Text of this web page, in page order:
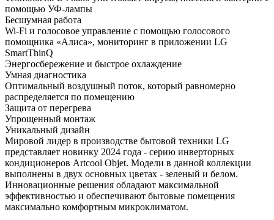
помощью УФ-лампы
Бесшумная работа
Wi-Fi и голосовое управление с помощью голосового
помощника «Алиса», мониторинг в приложении LG
SmartThinQ
Энергосбережение и быстрое охлаждение
Умная диагностика
Оптимальный воздушный поток, который равномерно
распределяется по помещению
Защита от перегрева
Упрощенный монтаж
Уникальный дизайн
Мировой лидер в производстве бытовой техники LG
представляет новинку 2024 года - серию инверторных
кондиционеров Artcool Objet. Модели в данной коллекции
выполнены в двух основных цветах - зеленый и белом.
Инновационные решения обладают максимальной
эффективностью и обеспечивают бытовые помещения
максимально комфортным микроклиматом.